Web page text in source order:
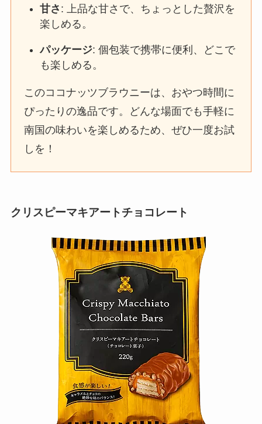
甘さ : 上品な甘さで、ちょっとした贅沢を
楽しめる。
パッケージ: 個包装で携帯に便利、どこで
も楽しめる。
このココナッツブラウニーは、おやつ時間に
ぴったりの逸品です。どんな場面でも手軽に
南国の味わいを楽しめるため、ぜひ一度お試
しを！
クリスピーマキアートチョコレート